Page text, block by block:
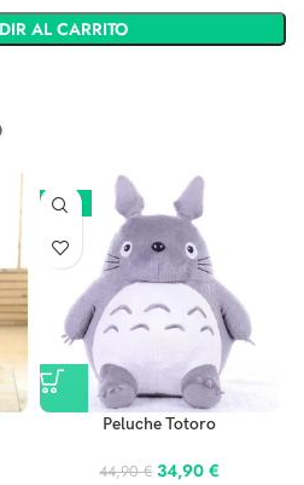
AL CARRITO
-22%
Peluche Totoro
44,90€ 34,90€